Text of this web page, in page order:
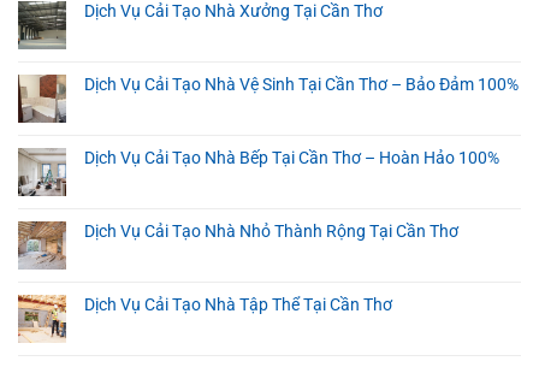
Dịch Vụ Cải Tạo Nhà Xưởng Tại Cần Thơ
Dịch Vụ Cải Tạo Nhà Vệ Sinh Tại Cần Thơ – Bảo Đảm 100%
Dịch Vụ Cải Tạo Nhà Bếp Tại Cần Thơ – Hoàn Hảo 100%
Dịch Vụ Cải Tạo Nhà Nhỏ Thành Rộng Tại Cần Thơ
Dịch Vụ Cải Tạo Nhà Tập Thể Tại Cần Thơ